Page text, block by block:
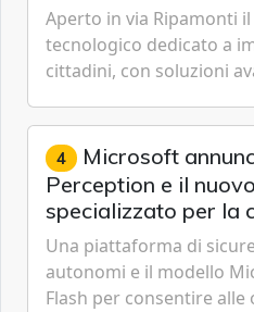
Aperto in via Ripamonti
tecnologico dedicato a
cittadini, con soluzioni
Cybersecurity.
4 Microsoft
Perception e il
specializzato per la
Una piattaforma di
autonomi e il modello
Flash per consentire alle